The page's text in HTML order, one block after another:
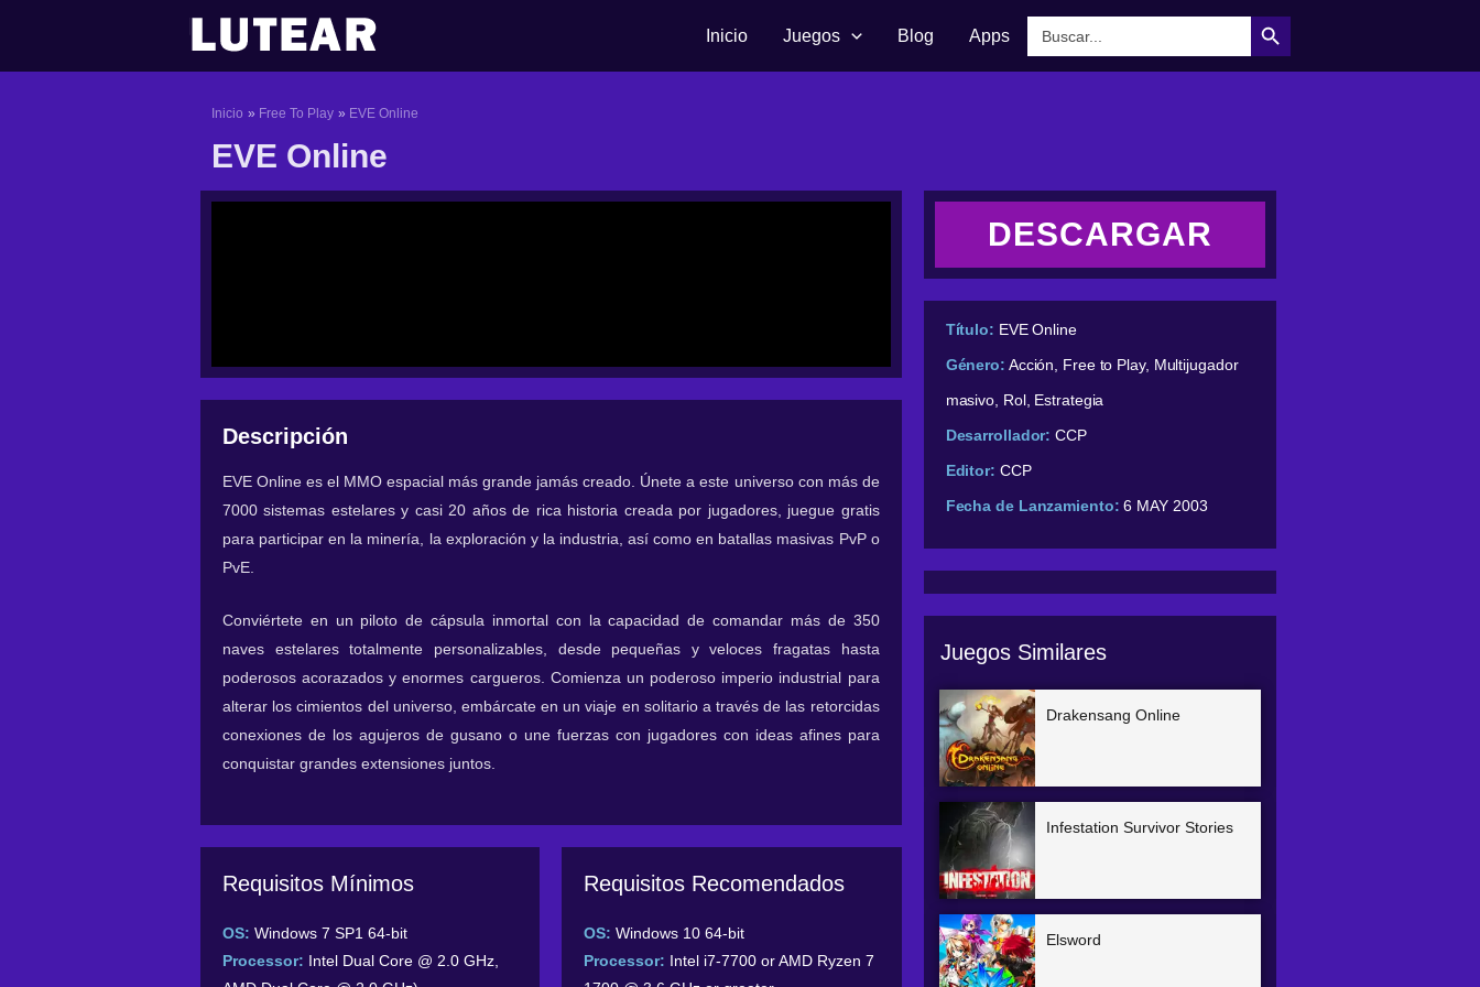
contenido
Inicio Juegos Blog Apps
Botón de búsqueda
Inicio Free To Play EVE Online
EVE Online
Descripción
EVE Online es el MMO espacial más grande jamás creado. Únete a este universo con más de
7000 sistemas estelares y casi 20 años de rica historia creada por jugadores, juegue gratis
para participar en la minería, la exploración y la industria, así como en batallas masivas PvP o
PvE.
Conviértete en un piloto de cápsula inmortal con la capacidad de comandar más de 350
naves estelares totalmente personalizables, desde pequeñas y veloces fragatas hasta
poderosos acorazados y enormes cargueros. Comienza un poderoso imperio industrial para
alterar los cimientos del universo, embárcate en un viaje en solitario a través de las retorcidas
conexiones de los agujeros de gusano o une fuerzas con jugadores con ideas afines para
conquistar grandes extensiones juntos.
Requisitos Mínimos
OS: Windows 7 SP1 64-bit
Processor: Intel Dual Core @ 2.0 GHz,
Requisitos Recomendados
OS: Windows 10 64-bit
Processor: Intel i7-7700 or AMD Ryzen 7
DESCARGAR
Título: EVE Online
Género: Acción, Free to Play, Multijugador
masivo, Rol, Estrategia
Desarrollador: CCP
Editor: CCP
Fecha de Lanzamiento: 6 MAY 2003
Juegos Similares
Drakensang Online
Infestation Survivor Stories
Elsword